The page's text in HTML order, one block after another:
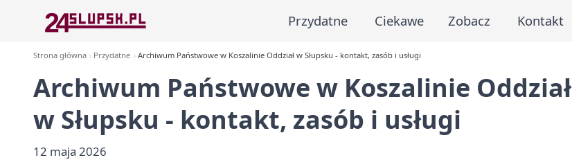
Przydatne Ciekawe Zobacz Kontakt
Strona główna Przydatne Archiwum Państwowe w Koszalinie Oddział w Słupsku - kontakt, zasób i usługi
Archiwum Państwowe w Koszalinie Oddział
w Słupsku - kontakt, zasób i usługi
12 maja 2026